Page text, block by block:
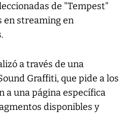
de "Tempest"
en streaming en
a través de una
Graffiti, que pide a los
a una página específica
disponibles y